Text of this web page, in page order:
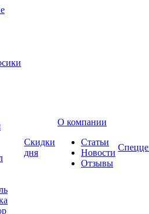
Скидки
дня
О компании
Статьи
Новости
Отзывы